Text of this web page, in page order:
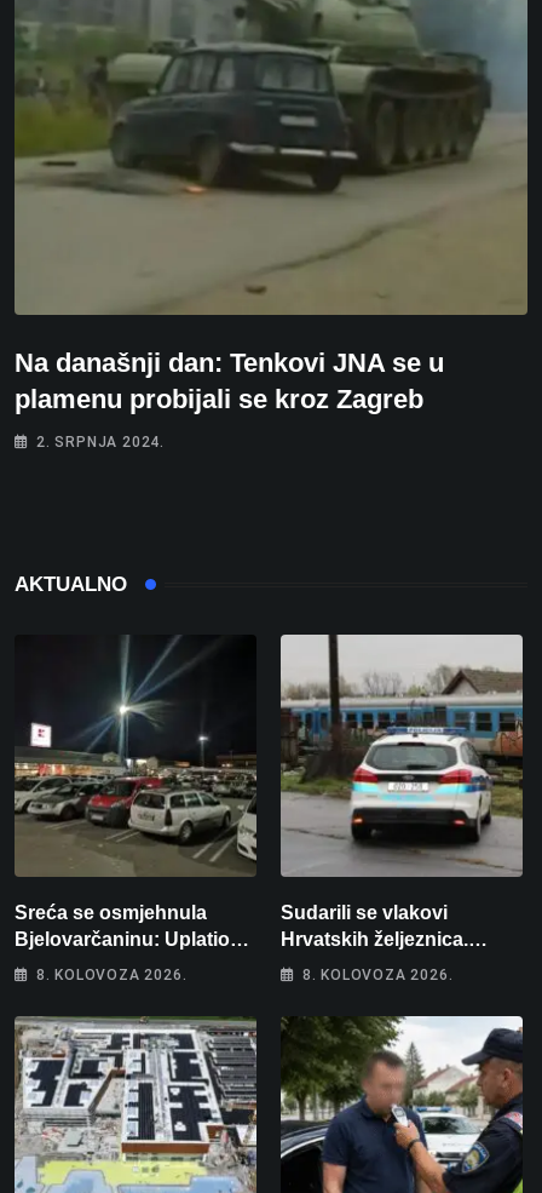
Na današnji dan: Tenkovi JNA se u
plamenu probijali se kroz Zagreb
2. SRPNJA 2024.
AKTUALNO
Sreća se osmjehnula
Bjelovarčaninu: Uplatio
samo 4 eura, a osvojio
8. KOLOVOZA 2026.
Sudarili se vlakovi
Hrvatskih željeznica.
Šestero osoba teško
intenzivnoj
8. KOLOVOZA 2026.